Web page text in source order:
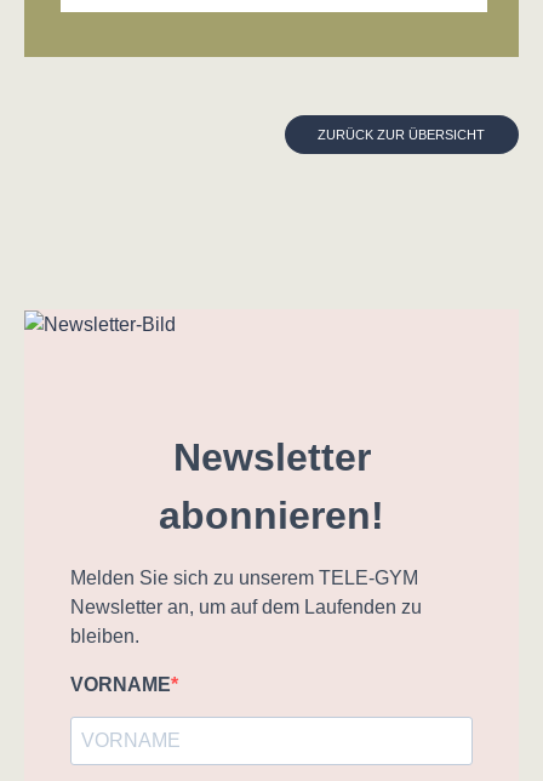
ZURÜCK ZUR ÜBERSICHT
Newsletter
abonnieren!
Melden Sie sich zu unserem TELE-GYM
Newsletter an, um auf dem Laufenden zu
bleiben.
VORNAME